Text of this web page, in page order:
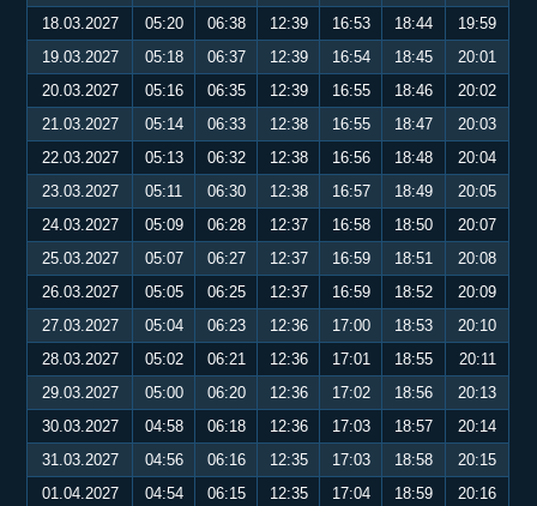
18.03.2027
05:20 06:38 12:39 16:53 18:44
19:59
19.03.2027
05:18 06:37 12:39 16:54 18:45
20:01
20.03.2027
05:16 06:35 12:39 16:55 18:46
20:02
21.03.2027
05:14 06:33 12:38 16:55 18:47
20:03
22.03.2027
05:13 06:32 12:38 16:56 18:48
20:04
23.03.2027
05:11 06:30 12:38 16:57 18:49
20:05
24.03.2027
05:09 06:28 12:37 16:58 18:50
20:07
25.03.2027
05:07 06:27 12:37 16:59 18:51
20:08
26.03.2027
05:05 06:25 12:37 16:59 18:52
20:09
27.03.2027
05:04 06:23 12:36 17:00 18:53
20:10
28.03.2027
05:02 06:21 12:36 17:01 18:55
20:11
29.03.2027
05:00 06:20 12:36 17:02 18:56
20:13
30.03.2027
04:58 06:18 12:36 17:03 18:57
20:14
31.03.2027
04:56 06:16 12:35 17:03 18:58
20:15
01.04.2027
04:54 06:15 12:35 17:04 18:59
20:16